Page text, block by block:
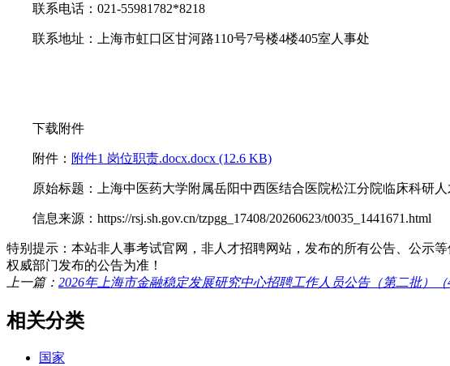
联系电话：021-55981782*8218
联系地址：上海市虹口区甘河路110号7号楼4楼405室人事处
下载附件
附件： 附件1 岗位职责.docx.docx (12.6 KB)
原始标题：上海中医药大学附属岳阳中西医结合医院松江分院临床科研人
信息来源：https://rsj.sh.gov.cn/tzpgg_17408/20260623/t0035_1441671.html
特别提示：本站非人事考试官网，非人才招聘网站，发布的所有公告、公示
权威部门发布的公告为准！
上一篇： 2026年上海市金融稳定发展研究中心招聘工作人员公告（第二批）（
相关分类
国家